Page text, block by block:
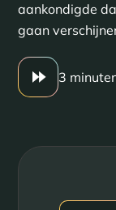
aankondigde
gaan
3